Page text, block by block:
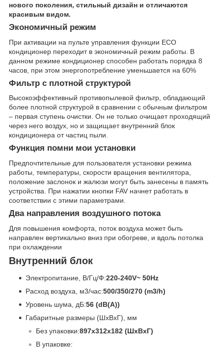
нового поколения, стильный дизайн и отличаются
красивым видом.
Экономичный режим
При активации на пульте управления функции ECO
кондиционер переходит в экономичный режим работы. В
данном режиме кондиционер способен работать порядка 8
часов, при этом энергопотребление уменьшается на 60%
Фильтр с плотной структурой
Высокоэффективный противопылевой фильтр, обладающий
более плотной структурой в сравнении с обычным фильтром
– первая ступень очистки. Он не только очищает проходящий
через него воздух, но и защищает внутренний блок
кондиционера от частиц пыли.
Функция помни мои установки
Предпочтительные для пользователя установки режима
работы, температуры, скорости вращения вентилятора,
положение заслонок и жалюзи могут быть занесены в память
устройства. При нажатии кнопки FAV начнет работать в
соответствии с этими параметрами.
Два направления воздушного потока
Для повышения комфорта, поток воздуха может быть
направлен вертикально вниз при обогреве, и вдоль потолка
при охлаждении
Внутренний блок
Электропитание, В/Гц/Ф:220-240V~ 50Hz
Расход воздуха, м3/час:500/350/270 (m3/h)
Уровень шума, дБ:56 (dB(A))
Габаритные размеры (ШхВхГ), мм
Без упаковки:897x312x182 (ШхВхГ)
В упаковке: